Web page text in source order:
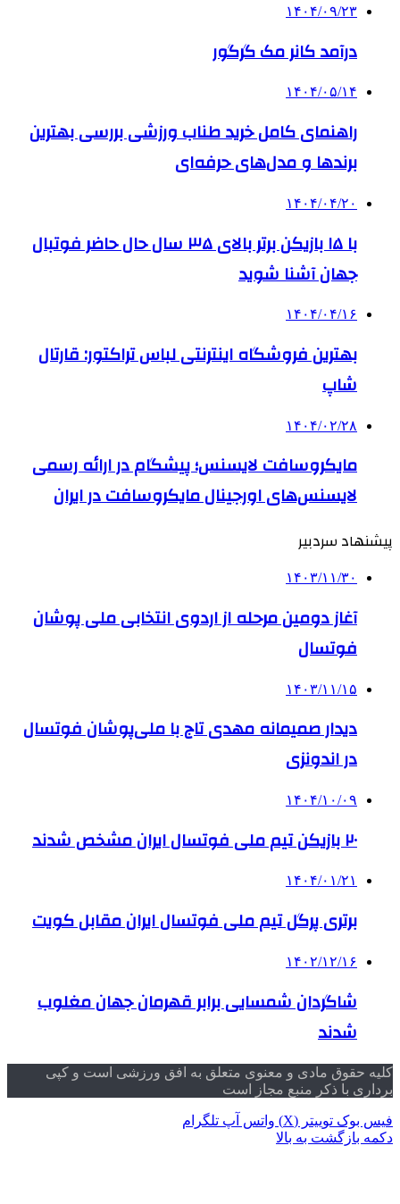
۱۴۰۴/۰۹/۲۳
درآمد کانر مک گرگور
۱۴۰۴/۰۵/۱۴
راهنمای کامل خرید طناب ورزشی بررسی بهترین
برندها و مدل‌های حرفه‌ای
۱۴۰۴/۰۴/۲۰
با ۱۵ بازیکن برتر بالای ۳۵ سال حال حاضر فوتبال
جهان آشنا شوید
۱۴۰۴/۰۴/۱۶
بهترین فروشگاه اینترنتی لباس تراکتور: قارتال
شاپ
۱۴۰۴/۰۲/۲۸
مایکروسافت لایسنس؛ پیشگام در ارائه رسمی
لایسنس‌های اورجینال مایکروسافت در ایران
پیشنهاد سردبیر
۱۴۰۳/۱۱/۳۰
آغاز دومین مرحله از اردوی انتخابی ملی پوشان
فوتسال
۱۴۰۳/۱۱/۱۵
دیدار صمیمانه مهدی تاج با ملی‌پوشان فوتسال
در اندونزی
۱۴۰۴/۱۰/۰۹
۲۰ بازیکن تیم ملی فوتسال ایران مشخص شدند
۱۴۰۴/۰۱/۲۱
برتری پرگل تیم ملی فوتسال ایران مقابل کویت
۱۴۰۲/۱۲/۱۶
شاگردان شمسایی برابر قهرمان جهان مغلوب
شدند
کلیه حقوق مادی و معنوی متعلق به افق ورزشی است و کپی
برداری با ذکر منبع مجاز است
فیس بوک توییتر (X) واتس آپ تلگرام
دکمه بازگشت به بالا